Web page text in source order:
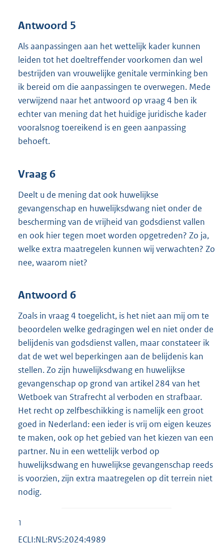
Antwoord 5
Als aanpassingen aan het wettelijk kader kunnen
leiden tot het doeltreffender voorkomen dan wel
bestrijden van vrouwelijke genitale verminking ben
ik bereid om die aanpassingen te overwegen. Mede
verwijzend naar het antwoord op vraag 4 ben ik
echter van mening dat het huidige juridische kader
vooralsnog toereikend is en geen aanpassing
behoeft.
Vraag 6
Deelt u de mening dat ook huwelijkse
gevangenschap en huwelijksdwang niet onder de
bescherming van de vrijheid van godsdienst vallen
en ook hier tegen moet worden opgetreden? Zo ja,
welke extra maatregelen kunnen wij verwachten? Zo
nee, waarom niet?
Antwoord 6
Zoals in vraag 4 toegelicht, is het niet aan mij om te
beoordelen welke gedragingen wel en niet onder de
belijdenis van godsdienst vallen, maar constateer ik
dat de wet wel beperkingen aan de belijdenis kan
stellen. Zo zijn huwelijksdwang en huwelijkse
gevangenschap op grond van artikel 284 van het
Wetboek van Strafrecht al verboden en strafbaar.
Het recht op zelfbeschikking is namelijk een groot
goed in Nederland: een ieder is vrij om eigen keuzes
te maken, ook op het gebied van het kiezen van een
partner. Nu in een wettelijk verbod op
huwelijksdwang en huwelijkse gevangenschap reeds
is voorzien, zijn extra maatregelen op dit terrein niet
nodig.
1
ECLI:NL:RVS:2024:4989